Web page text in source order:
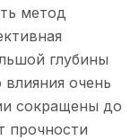
метод
глубины
очень
сокращены до
прочности